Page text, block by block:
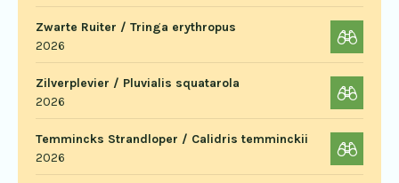
Zwarte Ruiter / Tringa erythropus
2026
Zilverplevier / Pluvialis squatarola
2026
Temmincks Strandloper / Calidris temminckii
2026